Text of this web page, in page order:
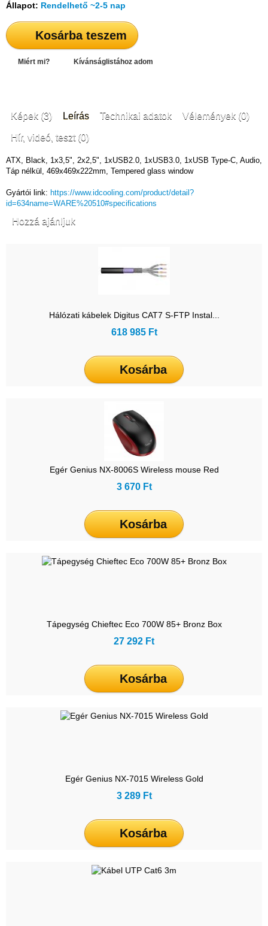
Állapot: Rendelhető ~2-5 nap
Kosárba teszem
Miért mi? Kívánságlistához adom
Képek (3) Leírás Technikai adatok Vélemények (0)
Hír, videó, teszt (0)
ATX, Black, 1x3,5", 2x2,5", 1xUSB2.0, 1xUSB3.0, 1xUSB Type-C, Audio,
Táp nélkül, 469x469x222mm, Tempered glass window
Gyártói link: https://www.idcooling.com/product/detail?
id=634name=WARE%20510#specifications
Hozzá ajánljuk
Hálózati kábelek Digitus CAT7 S-FTP Instal...
618 985 Ft
Kosárba
Egér Genius NX-8006S Wireless mouse Red
3 670 Ft
Kosárba
Tápegység Chieftec Eco 700W 85+ Bronz Box
27 292 Ft
Kosárba
Egér Genius NX-7015 Wireless Gold
3 289 Ft
Kosárba